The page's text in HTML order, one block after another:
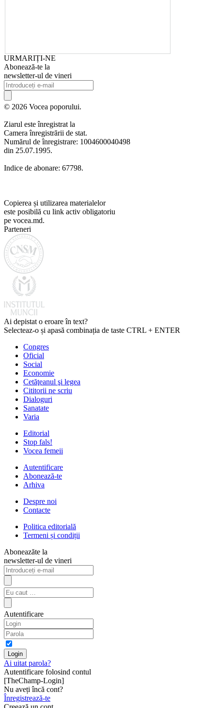
URMARIȚI-NE
Abonează-te la
newsletter-ul de vineri
© 2026 Vocea poporului.
Ziarul este înregistrat la
Camera înregistrării de stat.
Numărul de înregistrare: 1004600040498
din 25.07.1995.
Indice de abonare: 67798.
Copierea și utilizarea materialelor
este posibilă cu link activ obligatoriu
pe vocea.md.
Parteneri
Ai depistat o eroare în text?
Selecteaz-o și apasă combinația de taste CTRL + ENTER
Congres
Oficial
Social
Economie
Cetăţeanul şi legea
Cititorii ne scriu
Dialoguri
Sanatate
Varia
Editorial
Stop fals!
Vocea femeii
Autentificare
Abonează-te
Arhiva
Despre noi
Contacte
Politica editorială
Termeni și condiții
Aboneazăte la
newsletter-ul de vineri
Autentificare
Ai uitat parola?
Autentificare folosind contul
[TheChamp-Login]
Nu aveți încă cont?
Înregistrează-te